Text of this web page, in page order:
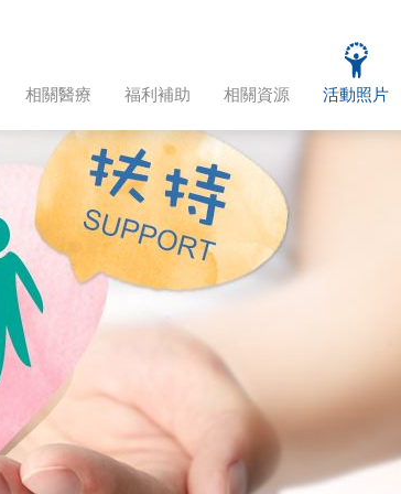
相關醫療 福利補助 相關資源 活動照片